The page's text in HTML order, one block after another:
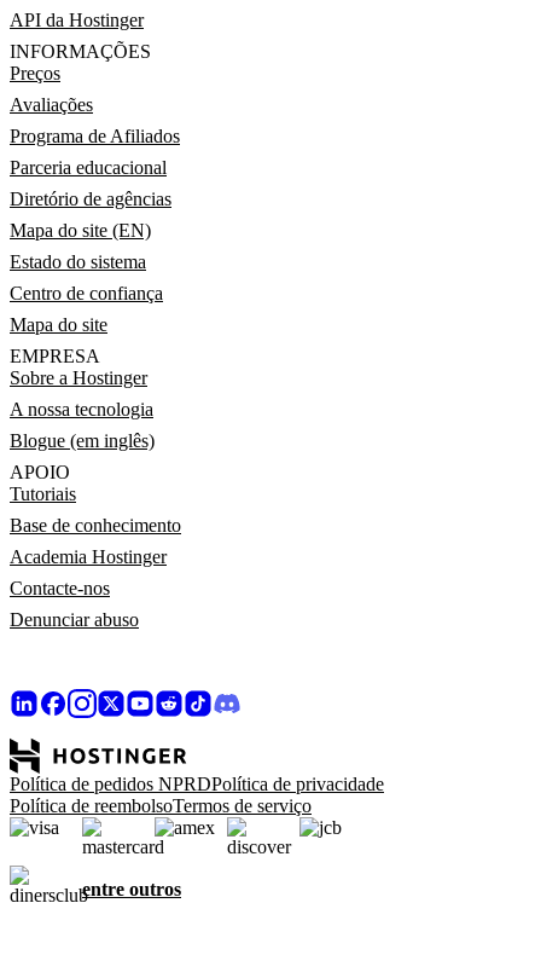
API da Hostinger
INFORMAÇÕES
Preços
Avaliações
Programa de Afiliados
Parceria educacional
Diretório de agências
Mapa do site (EN)
Estado do sistema
Centro de confiança
Mapa do site
EMPRESA
Sobre a Hostinger
A nossa tecnologia
Blogue (em inglês)
APOIO
Tutoriais
Base de conhecimento
Academia Hostinger
Contacte-nos
Denunciar abuso
Política de pedidos NPRDPolítica de privacidade
Política de reembolsoTermos de serviço
entre outros